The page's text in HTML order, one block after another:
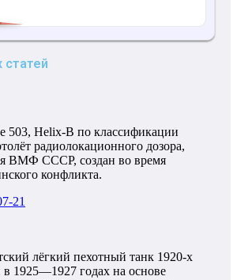
статей
503, Helix-B по классификации
радиолокационного дозора,
ВМФ СССР, создан во время
конфликта.
21
лёгкий пехотный танк 1920-х
в 1925—1927 годах на основе